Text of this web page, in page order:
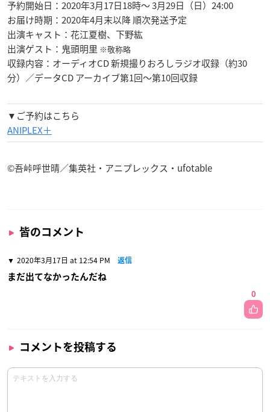
予約開始日：2020年3月17日18時～ 3月29日（日）24:00
お届け時期：2020年4月末以降 順次発送予定
出演キャスト：花江夏樹、下野紘
出演ゲスト：鬼頭明里 ※敬称略
収録内容：オーディオCD 新規撮りおろしラジオ収録（約30
分）／データCD アーカイブ第1回～第10回収録
▼ご予約はこちら
ANIPLEX＋
©吾峠呼世晴／集英社・アニプレックス・ufotable
皆のコメント
2020年3月17日 at 12:54 PM 返信
まだ出てなかったんだね
0
コメントを投稿する